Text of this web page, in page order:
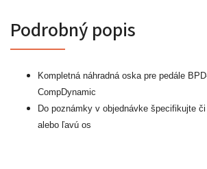
Podrobný popis
Kompletná náhradná oska pre pedále
CompDynamic
Do poznámky v objednávke špecifikujte
alebo ľavú os